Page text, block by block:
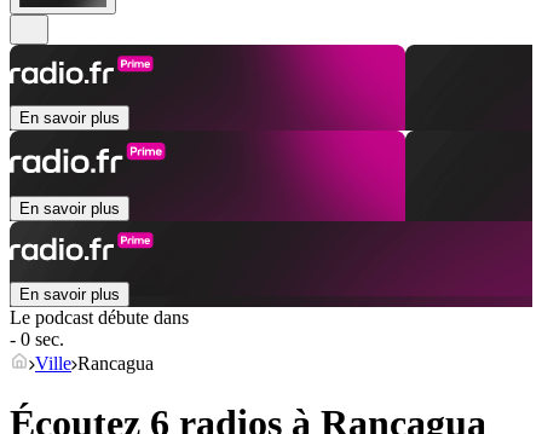
En savoir plus
En savoir plus
En savoir plus
Le podcast débute dans
- 0 sec.
Ville Rancagua
Écoutez 6 radios à Rancagua